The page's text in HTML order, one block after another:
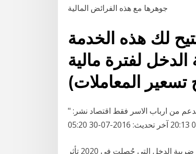
جوهرها مع هذه الفرائض المالية
لك هذه الخدمة
الدخل لفترة مالية
" ضريبة الدخل والمبيعات" : 13 نيسان بدء تقديم الاعتراضات على الدعم من ارباب الاسر فقط اقتصاد نشر:
وقال مدير عام ضريبة الدخل والمبيعات حسام أبو علي إن جزءا من ضريبة الدخل التي حُصلت في 2020 تأثر